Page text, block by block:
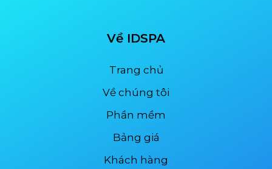
Về IDSPA
Trang chủ
Về chúng tôi
Phần mềm
Bảng giá
Khách hàng